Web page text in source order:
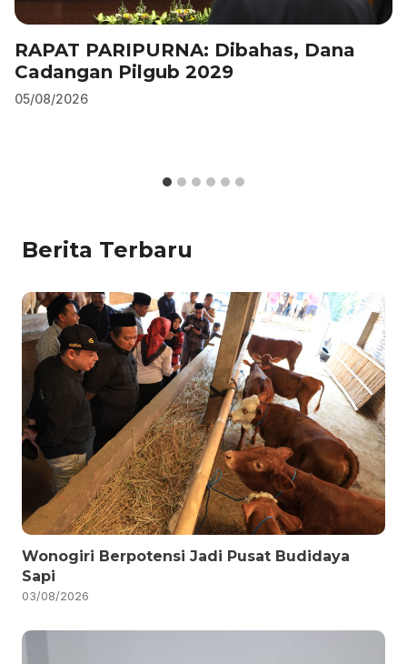
RAPAT PARIPURNA: Dibahas, Dana
Cadangan Pilgub 2029
05/08/2026
Berita Terbaru
Wonogiri Berpotensi Jadi Pusat Budidaya
Sapi
03/08/2026